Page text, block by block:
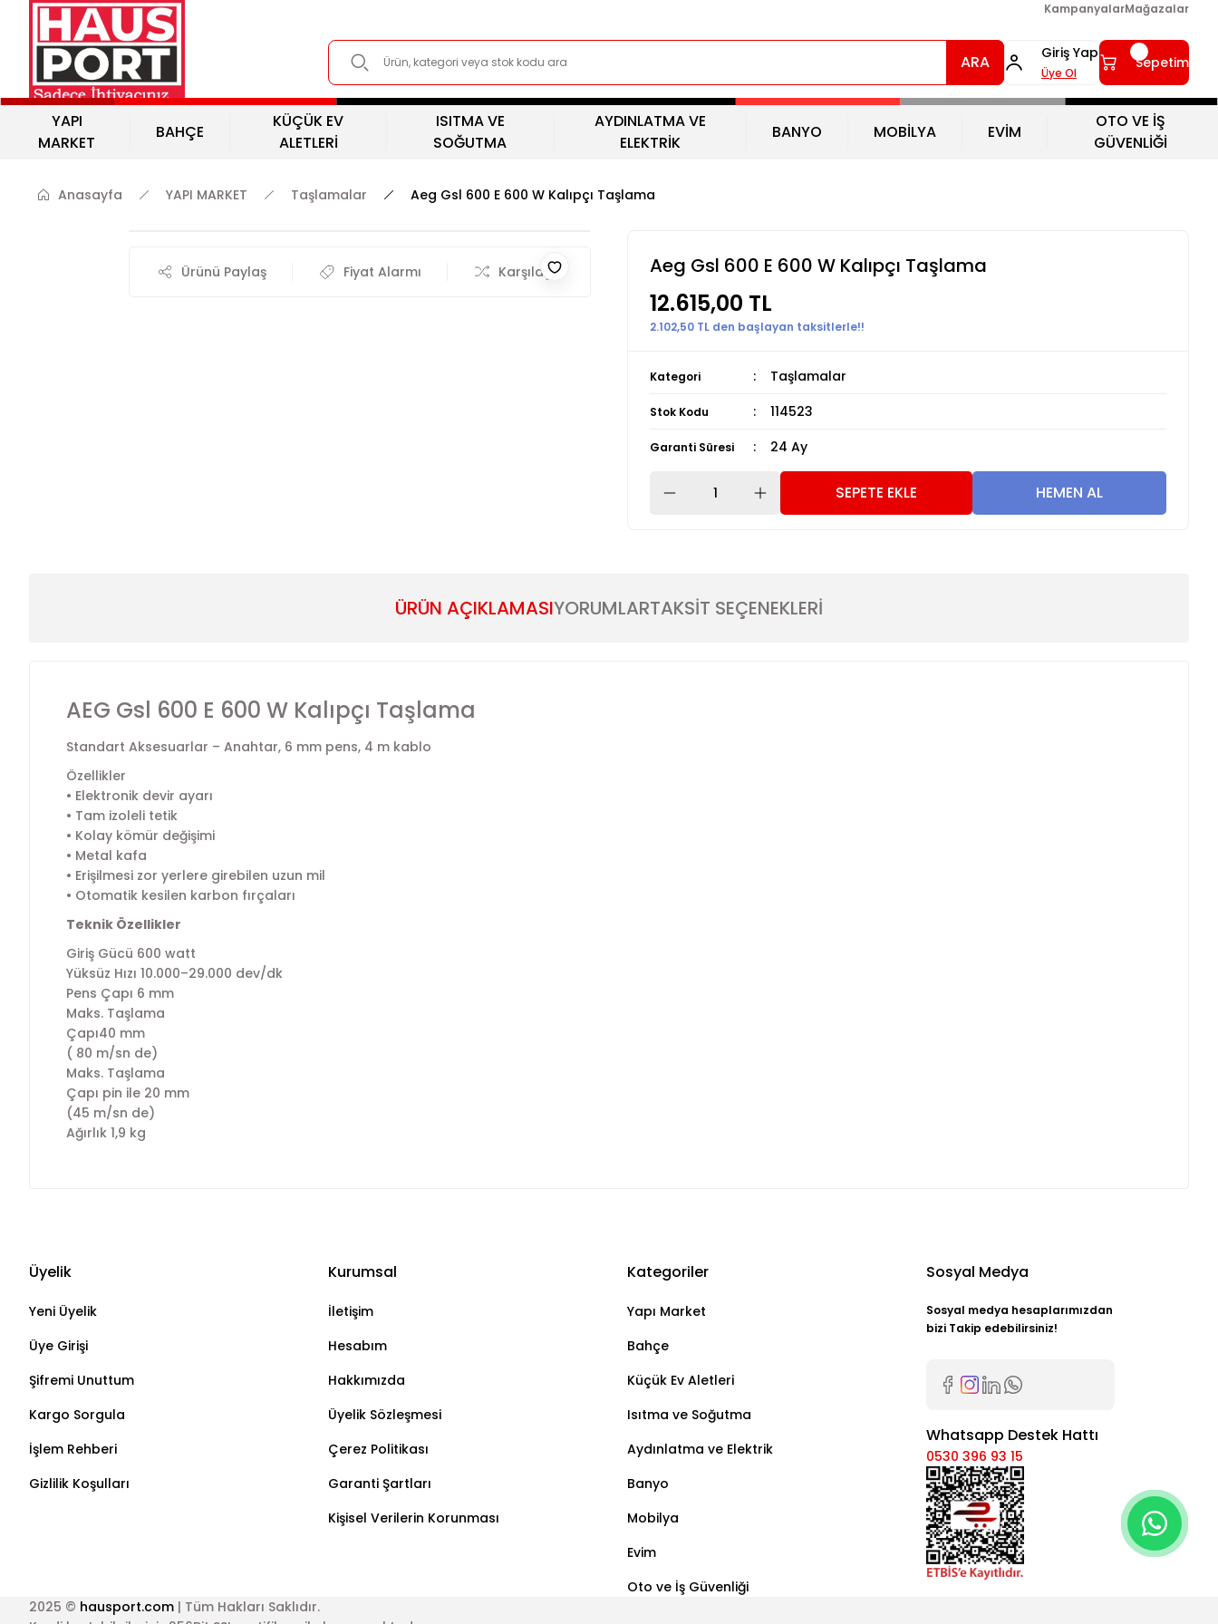
KampanyalarMağazalar
ARA Giriş Yap
Üye Ol
Sepetim
YAPI
MARKET
BAHÇE
KÜÇÜK EV
ALETLERİ
ISITMA VE
SOĞUTMA
AYDINLATMA VE
ELEKTRİK
BANYO MOBİLYA EVİM
OTO VE İŞ
GÜVENLİĞİ
Anasayfa YAPI MARKET Taşlamalar Aeg Gsl 600 E 600 W Kalıpçı Taşlama
Ürünü Paylaş Fiyat Alarmı Karşılaştır Aeg Gsl 600 E 600 W Kalıpçı Taşlama
12.615,00 TL
2.102,50 TL den başlayan taksitlerle!!
Kategori Taşlamalar
Stok Kodu 114523
Garanti Süresi 24 Ay
SEPETE EKLE HEMEN AL
ÜRÜN AÇIKLAMASIYORUMLARTAKSİT SEÇENEKLERİ
AEG Gsl 600 E 600 W Kalıpçı Taşlama
Standart Aksesuarlar – Anahtar, 6 mm pens, 4 m kablo
Özellikler
• Elektronik devir ayarı
• Tam izoleli tetik
• Kolay kömür değişimi
• Metal kafa
• Erişilmesi zor yerlere girebilen uzun mil
• Otomatik kesilen karbon fırçaları
Teknik Özellikler
Giriş Gücü 600 watt
Yüksüz Hızı 10.000–29.000 dev/dk
Pens Çapı 6 mm
Maks. Taşlama
Çapı40 mm
( 80 m/sn de)
Maks. Taşlama
Çapı pin ile 20 mm
(45 m/sn de)
Ağırlık 1,9 kg
Bu ürüne ilk yorumu siz yapın!
Yorum Yaz
Üyelik
Yeni Üyelik
Üye Girişi
Şifremi Unuttum
Kargo Sorgula
İşlem Rehberi
Gizlilik Koşulları
Kurumsal
İletişim
Hesabım
Hakkımızda
Üyelik Sözleşmesi
Çerez Politikası
Garanti Şartları
Kişisel Verilerin Korunması
Kategoriler
Yapı Market
Bahçe
Küçük Ev Aletleri
Isıtma ve Soğutma
Aydınlatma ve Elektrik
Banyo
Mobilya
Evim
Oto ve İş Güvenliği
Sosyal Medya
Sosyal medya hesaplarımızdan
bizi Takip edebilirsiniz!
Whatsapp Destek Hattı
0530 396 93 15
2025 © hausport.com | Tüm Hakları Saklıdır.